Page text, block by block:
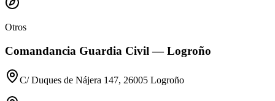
Otros
Comandancia Guardia Civil — Logroño
C/ Duques de Nájera 147, 26005 Logroño